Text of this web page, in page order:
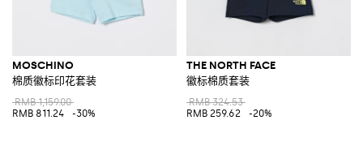
MOSCHINO
棉质徽标印花套装
RMB 1,159.00
RMB 811.24
-30%
THE NORTH FACE
徽标棉质套装
RMB 324.53
RMB 259.62
-20%